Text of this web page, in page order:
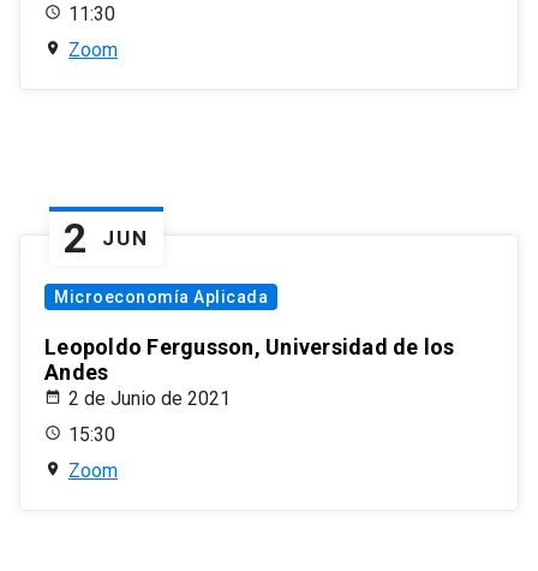
11:30
Zoom
2 JUN
Microeconomía Aplicada
Leopoldo Fergusson, Universidad de los
Andes
2 de Junio de 2021
15:30
Zoom